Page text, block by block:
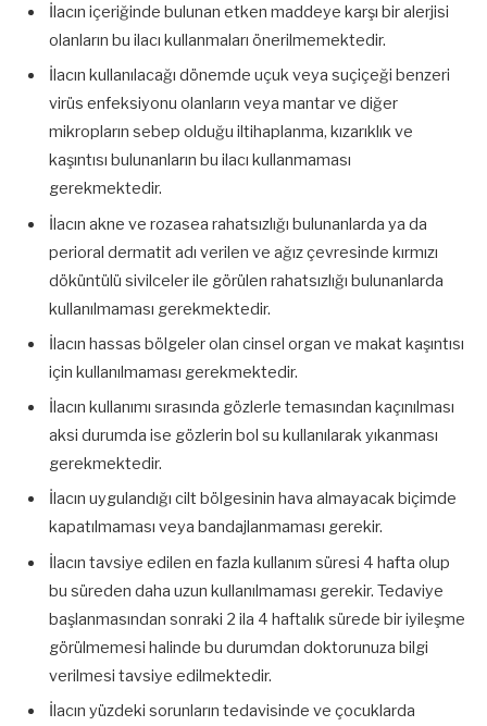
İlacın içeriğinde bulunan etken maddeye karşı bir alerjisi
olanların bu ilacı kullanmaları önerilmemektedir.
İlacın kullanılacağı dönemde uçuk veya suçiçeği benzeri
virüs enfeksiyonu olanların veya mantar ve diğer
mikropların sebep olduğu iltihaplanma, kızarıklık ve
kaşıntısı bulunanların bu ilacı kullanmaması
gerekmektedir.
İlacın akne ve rozasea rahatsızlığı bulunanlarda ya da
perioral dermatit adı verilen ve ağız çevresinde kırmızı
döküntülü sivilceler ile görülen rahatsızlığı bulunanlarda
kullanılmaması gerekmektedir.
İlacın hassas bölgeler olan cinsel organ ve makat kaşıntısı
için kullanılmaması gerekmektedir.
İlacın kullanımı sırasında gözlerle temasından kaçınılması
aksi durumda ise gözlerin bol su kullanılarak yıkanması
gerekmektedir.
İlacın uygulandığı cilt bölgesinin hava almayacak biçimde
kapatılmaması veya bandajlanmaması gerekir.
İlacın tavsiye edilen en fazla kullanım süresi 4 hafta olup
bu süreden daha uzun kullanılmaması gerekir. Tedaviye
başlanmasından sonraki 2 ila 4 haftalık sürede bir iyileşme
görülmemesi halinde bu durumdan doktorunuza bilgi
verilmesi tavsiye edilmektedir.
İlacın yüzdeki sorunların tedavisinde ve çocuklarda